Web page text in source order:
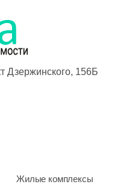
Дзержинского, 156Б
Жилые комплексы